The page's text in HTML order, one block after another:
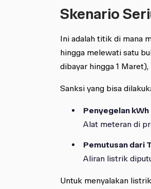
Skenario
Ini adalah titik di mana
hingga melewati satu
dibayar hingga 1
Sanksi yang bisa
Penyegelan
Alat meteran di
Pemutusan dari
Aliran listrik
Untuk menyalakan